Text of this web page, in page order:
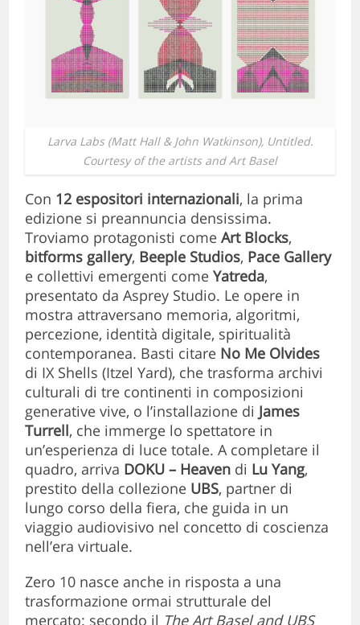
Larva Labs (Matt Hall & John Watkinson), Untitled.
Courtesy of the artists and Art Basel
Con 12 espositori internazionali, la prima
edizione si preannuncia densissima.
Troviamo protagonisti comeArt Blocks,
bitforms gallery, Beeple Studios, Pace Gallery
e collettivi emergenti comeYatreda,
presentato da Asprey Studio. Le opere in
mostra attraversano memoria, algoritmi,
percezione, identità digitale, spiritualità
contemporanea. Basti citare No Me Olvides
di IX Shells (Itzel Yard), che trasforma archivi
culturali di tre continenti in composizioni
generative vive, o l’installazione di James
Turrell, che immerge lo spettatore in
un’esperienza di luce totale. A completare il
quadro, arriva DOKU – Heaven di Lu Yang,
prestito della collezione UBS, partner di
lungo corso della fiera, che guida in un
viaggio audiovisivo nel concetto di coscienza
nell’era virtuale.
Zero 10 nasce anche in risposta a una
trasformazione ormai strutturale del
mercato: secondo il The Art Basel and UBS